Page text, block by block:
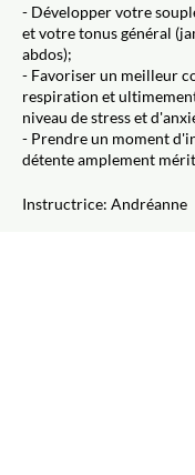
- Développer votre
et votre tonus général
abdos);
- Favoriser un meilleur
respiration et
niveau de stress et
- Prendre un moment
détente amplement
Instructrice: Andréanne